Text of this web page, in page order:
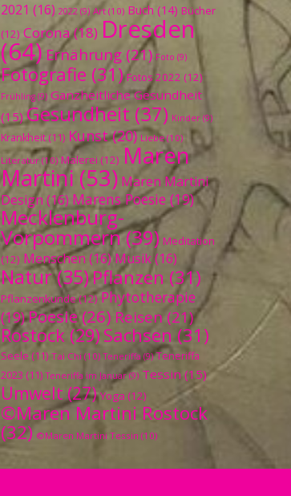
2021 (16) 2022 (9) Art (10) Buch (14) Bücher
(12) Corona(18) Dresden
(64) Ernährung (21) Foto (9)
Fotografie (31) Fotos 2022 (12)
Frühling (9) Ganzheitliche Gesundheit
(15) Gesundheit (37) Kinder (9)
Krankheit (11) Kunst(20) Liebe(10)
Literatur (10) Malerei (12) Maren
Martini(53) Maren Martini
Design (16) Marens Poesie (19)
Mecklenburg-
Vorpommern(39) Meditation
(12) Menschen (16) Musik(16)
Natur(35)Pflanzen (31)
Pflanzenkunde(12) Phytotherapie
(19)Poesie(26) Reisen(21)
Rostock (29) Sachsen (31)
Seele (11) Tai Chi (10) Teneriffa (9) Teneriffa
2023 (11) Teneriffa im Januar(9) Tessin (15)
Umwelt (27) Yoga (12)
©Maren Martini Rostock
(32) ©Maren Martini Tessin (10)